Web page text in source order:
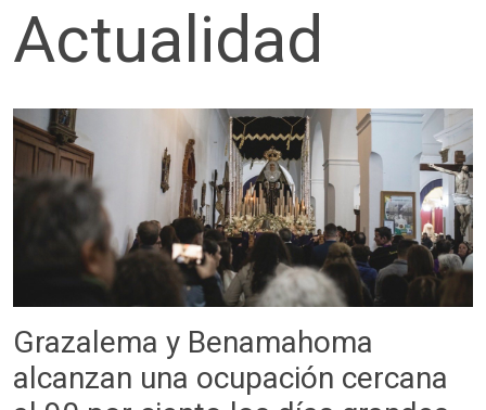
Actualidad
Grazalema y Benamahoma
alcanzan una ocupación cercana